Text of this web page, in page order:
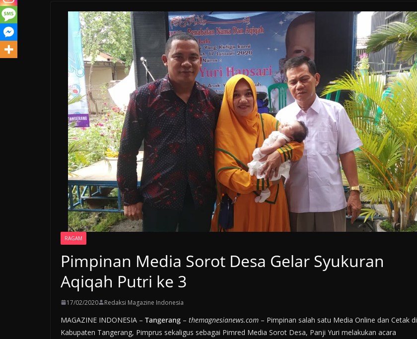
RAGAM
Pimpinan Media Sorot Desa Gelar Syukuran
Aqiqah Putri ke 3
17/02/2020 Redaksi Magazine Indonesia
MAGAZINE INDONESIA – Tangerang – themagnesianews.com – Pimpinan salah satu Media Online dan Cetak di
Kabupaten Tangerang, Pimprus sekaligus sebagai Pimred Media Sorot Desa, Panji Yuri melakukan acara